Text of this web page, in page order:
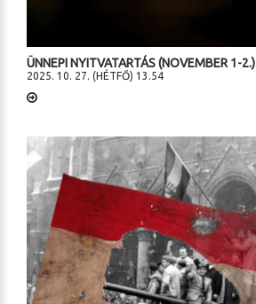
ÜNNEPI NYITVATARTÁS (NOVEMBER 1-2.)
2025. 10. 27. (HÉTFŐ) 13.54